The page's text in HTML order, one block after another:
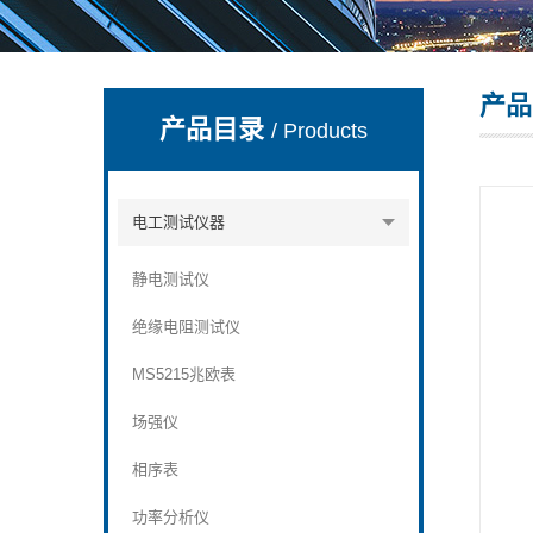
深圳市深博瑞仪器仪表有限公司
产品目录/ Products
电工测试仪器
静电测试仪
绝缘电阻测试仪
MS5215兆欧表
场强仪
相序表
功率分析仪
产